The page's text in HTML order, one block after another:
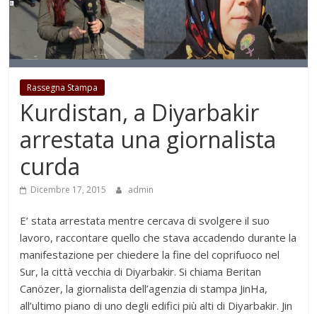
Rassegna Stampa
Kurdistan, a Diyarbakir
arrestata una giornalista
curda
Dicembre 17, 2015 admin
E’ stata arrestata mentre cercava di svolgere il suo
lavoro, raccontare quello che stava accadendo durante la
manifestazione per chiedere la fine del coprifuoco nel
Sur, la città vecchia di Diyarbakir. Si chiama Beritan
Canözer, la giornalista dell’agenzia di stampa JinHa,
all’ultimo piano di uno degli edifici più alti di Diyarbakir. Jin